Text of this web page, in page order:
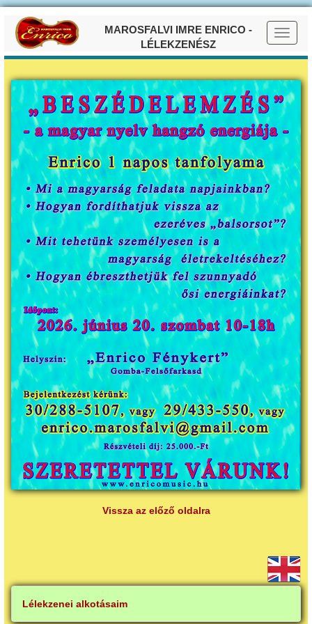
MAROSFALVI IMRE ENRICO -
LÉLEKZENÉSZ
Vissza az előző oldalra
Lélekzenei alkotásaim